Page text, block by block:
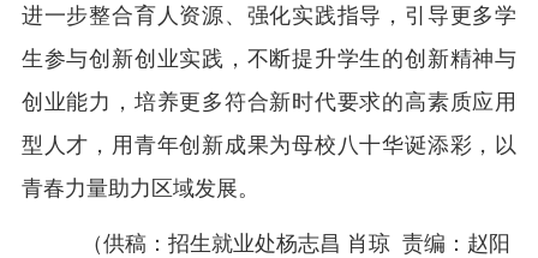
进一步整合育人资源、强化实践指导，引导更多学
生参与创新创业实践，不断提升学生的创新精神与
创业能力，培养更多符合新时代要求的高素质应用
型人才，用青年创新成果为母校八十华诞添彩，以
青春力量助力区域发展。
（供稿：招生就业处杨志昌 肖琼 责编：赵阳